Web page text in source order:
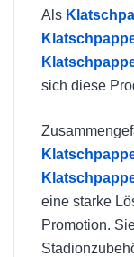
Als
sich diese
eine starke
Promotion.